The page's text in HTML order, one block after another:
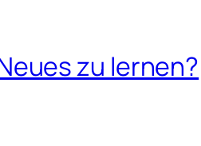
zu lernen?